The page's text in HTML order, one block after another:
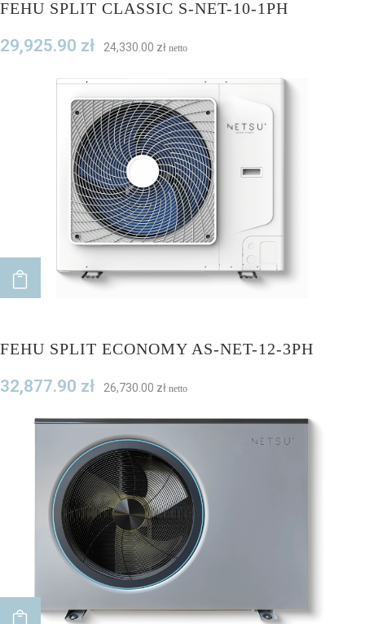
FEHU SPLIT CLASSIC S-NET-10-1PH
29,925.90 zł 24,330.00 zł netto
ADD TO CART
FEHU SPLIT ECONOMY AS-NET-12-3PH
32,877.90 zł 26,730.00 zł netto
ADD TO CART